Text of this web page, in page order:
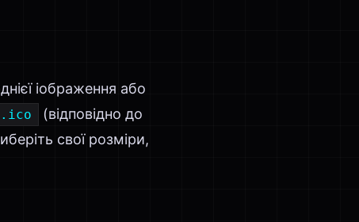
іображення або
.ico
(відповідно до
свої розміри,